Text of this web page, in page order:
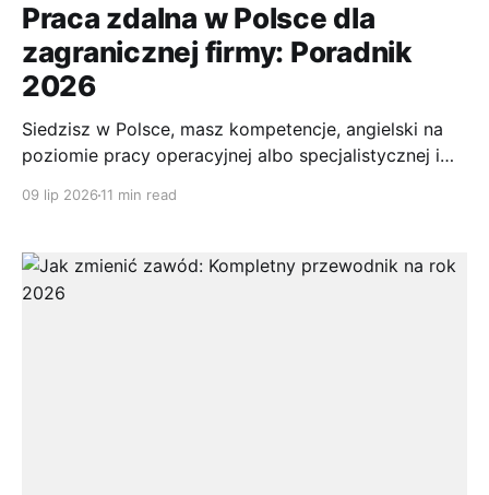
Praca zdalna w Polsce dla
zagranicznej firmy: Poradnik
2026
Siedzisz w Polsce, masz kompetencje, angielski na
poziomie pracy operacyjnej albo specjalistycznej i
Amsterdamu, Londynu czy Stanów. Wynagrodzenie
jest wygodny, a koszt życia nadal rozliczasz po
polsku. To brzmi sensownie. I często jest sensowne.
09 lip 2026 11 min read